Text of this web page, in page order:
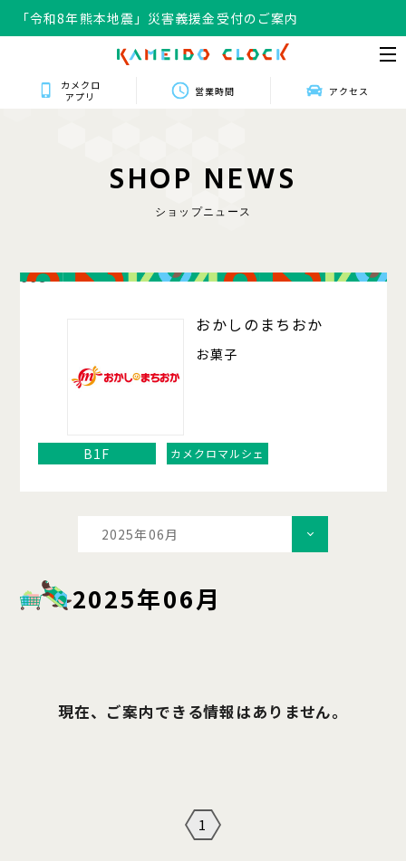
「令和8年熊本地震」災害義援金受付のご案内
カメクロ
アプリ
営業時間 アクセス
SHOP NEWS
ショップニュース
008
おかしのまちおか
お菓子
B1F カメクロマルシェ
2025年06月
2025年06月
現在、ご案内できる情報はありません。
1